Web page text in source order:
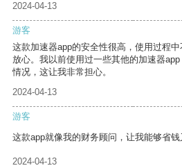
2024-04-13
游客
这款加速器app的安全性很高，使用过程
放心。我以前使用过一些其他的加速器
情况，这让我非常担心。
2024-04-13
游客
这款app就像我的财务顾问，让我能够省钱
2024-04-13